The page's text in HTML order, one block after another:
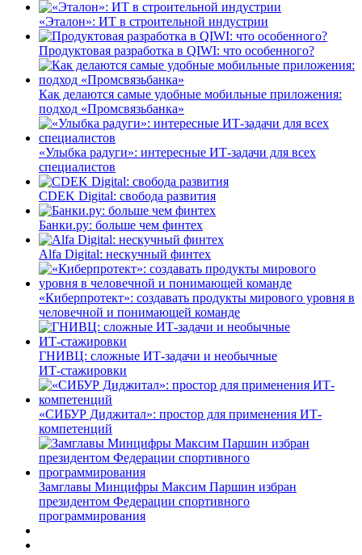
«Эталон»: ИТ в строительной индустрии
Продуктовая разработка в QIWI: что особенного?
Как делаются самые удобные мобильные приложения:
подход «Промсвязьбанка»
«Улыбка радуги»: интересные ИТ-задачи для всех
специалистов
CDEK Digital: свобода развития
Банки.ру: больше чем финтех
Alfa Digital: нескучный финтех
«Киберпротект»: создавать продукты мирового уровня в
человечной и понимающей команде
ГНИВЦ: сложные ИТ‑задачи и необычные
ИТ‑стажировки
«СИБУР Диджитал»: простор для применения ИТ-
компетенций
Замглавы Минцифры Максим Паршин избран
президентом Федерации спортивного
программирования